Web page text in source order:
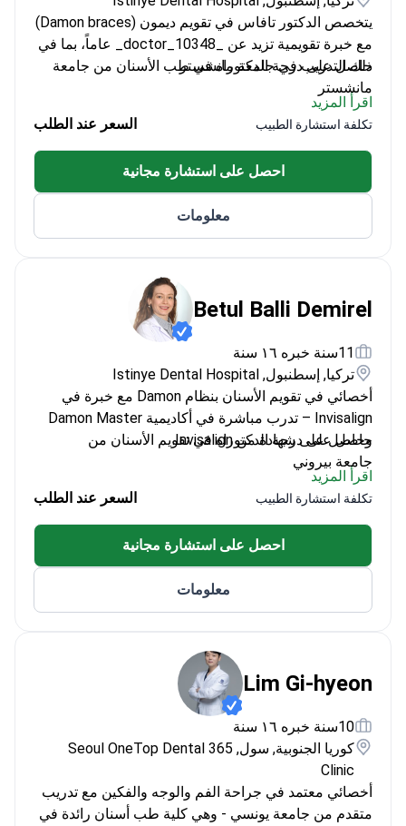
يتخصص الدكتور تافاس في تقويم ديمون (Damon braces)
مع خبرة تقويمية تزيد عن _doctor_10348_ عاماً، بما في
ذلك التدريب في جامعة مانشستر.
حاصل على درجة الدكتوراه في طب الأسنان من جامعة
مانشستر
استشاري سابق في مركز كوين لطب الأسنان
أبحاث منشورة حول تقنيات الربط التقويمي
عضو هيئة تدريس حالي في جامعة إستينيا
اقرأ المزيد
تكلفة استشارة الطبيب السعر عند الطلب
احصل على استشارة مجانية
معلومات
Betul Balli Demirel
11سنة خبره ١٦ سنة
تركيا, إسطنبول, Istinye Dental Hospital
أخصائي في تقويم الأسنان بنظام Damon مع خبرة في
Invisalign – تدرب مباشرة في أكاديمية Damon Master
وحاصل على شهادة من Invisalign.
حاصل على درجة الدكتوراه في تقويم الأسنان من
جامعة بيروني
عضو في الجمعية التركية لتقويم الأسنان
نشر أبحاثاً حول الأجهزة الوظيفية الثابتة لحالات الفئة
الثانية
خبير في علاجات Myobrace للمرضى الصغار
اقرأ المزيد
تكلفة استشارة الطبيب السعر عند الطلب
احصل على استشارة مجانية
معلومات
Lim Gi-hyeon
10سنة خبره ١٦ سنة
كوريا الجنوبية, سول, 365 Seoul OneTop Dental
Clinic
أخصائي معتمد في جراحة الفم والوجه والفكين مع تدريب
متقدم من جامعة يونسي - وهي كلية طب أسنان رائدة في